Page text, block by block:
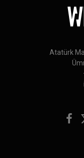
Atatürk